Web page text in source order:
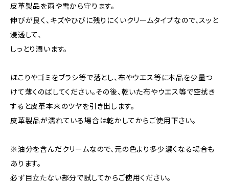
皮革製品を雨や雪から守ります。
伸びが良く、キズやひびに残りにくいクリームタイプなので、スッと
浸透して、
しっとり潤います。
ほこりやゴミをブラシ等で落とし、布やウエス等に本品を少量つ
けて薄くのばしてください。その後、乾いた布やウエス等で空拭き
すると皮革本来のツヤを引き出します。
皮革製品が濡れている場合は乾かしてからご使用下さい。
※油分を含んだクリームなので、元の色より多少濃くなる場合も
あります。
必ず目立たない部分で試してからご使用ください。